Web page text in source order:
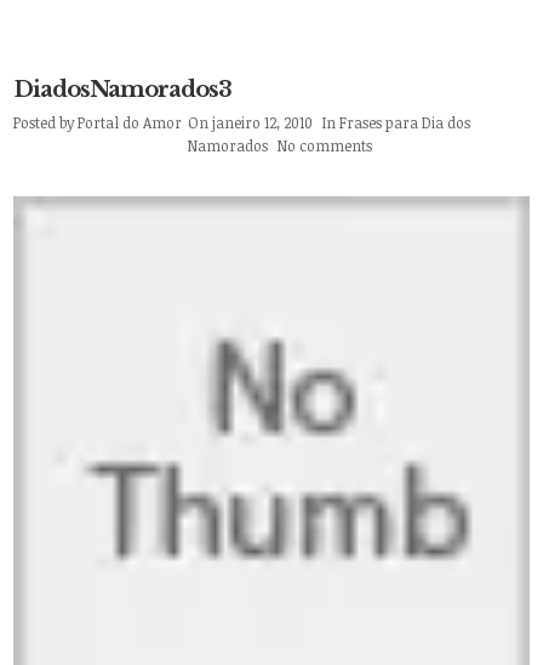
DiadosNamorados3
Posted byPortal do Amor On janeiro 12, 2010 InFrases para Dia dos
Namorados No comments